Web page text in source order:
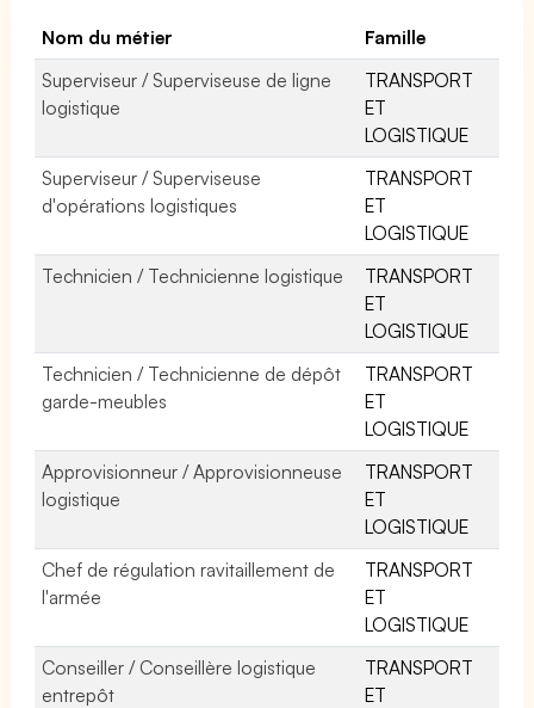
Nom du métier
Famille
Superviseur / Superviseuse de ligne
logistique
TRANSPORT
ET
LOGISTIQUE
Superviseur / Superviseuse
d'opérations logistiques
TRANSPORT
ET
LOGISTIQUE
Technicien / Technicienne logistique
TRANSPORT
ET
LOGISTIQUE
Technicien / Technicienne de dépôt
garde-meubles
TRANSPORT
ET
LOGISTIQUE
Approvisionneur / Approvisionneuse
logistique
TRANSPORT
ET
LOGISTIQUE
Chef de régulation ravitaillement de
l'armée
TRANSPORT
ET
LOGISTIQUE
Conseiller / Conseillère logistique
entrepôt
TRANSPORT
ET